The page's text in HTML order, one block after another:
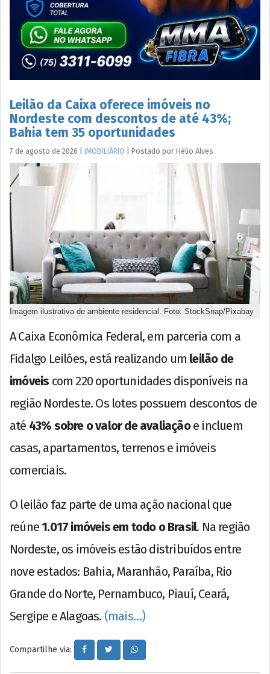
Leilão da Caixa oferece imóveis no
Nordeste com descontos de até 43%;
Bahia tem 35 oportunidades
7 de agosto de 2026 IMOBILIÁRIO Postado por Hélio Alves
Imagem ilustrativa de ambiente residencial. Foto: StockSnap/Pixabay
A Caixa Econômica Federal, em parceria com a
Fidalgo Leilões, está realizando um leilão de
imóveis com 220 oportunidades disponíveis na
região Nordeste. Os lotes possuem descontos de
até 43% sobre o valor de avaliaçãoe incluem
casas, apartamentos, terrenos e imóveis
comerciais.
O leilão faz parte de uma ação nacional que
reúne 1.017 imóveis em todo o Brasil. Na região
Nordeste, os imóveis estão distribuídos entre
nove estados: Bahia, Maranhão, Paraíba, Rio
Grande do Norte, Pernambuco, Piauí, Ceará,
Sergipe e Alagoas. (mais…)
Compartilhe via: